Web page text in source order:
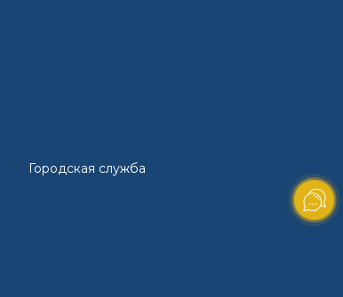
Городская служба